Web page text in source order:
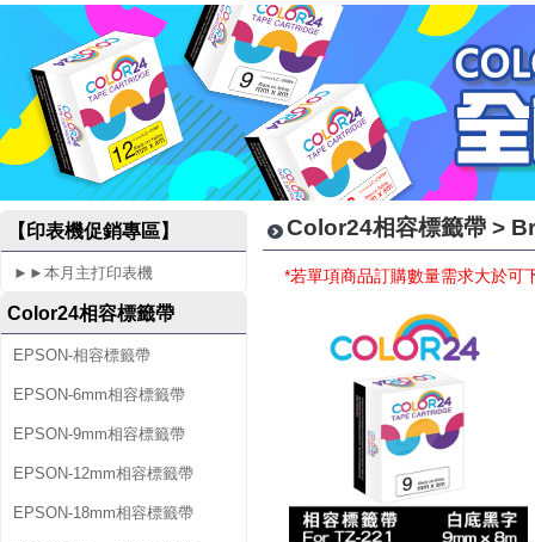
m
m
相
容
標
籤
帶
【印表機促銷專區】
►►本月主打印表機
Color24相容標籤帶
EPSON-相容標籤帶
EPSON-6mm相容標籤帶
EPSON-9mm相容標籤帶
EPSON-12mm相容標籤帶
EPSON-18mm相容標籤帶
Color24相容標籤帶 >
*若單項商品訂購數量需求大於可